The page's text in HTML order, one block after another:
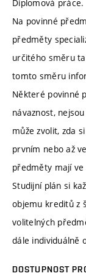
Diplomová práce.
Na povinné
předměty
určitého směru
tomto směru
Některé povinné
návaznost,
může zvolit, zda
prvním nebo až
předměty mají
Studijní plán si
objemu kreditů z
volitelných
dále individuálně
DOSTUPNOST